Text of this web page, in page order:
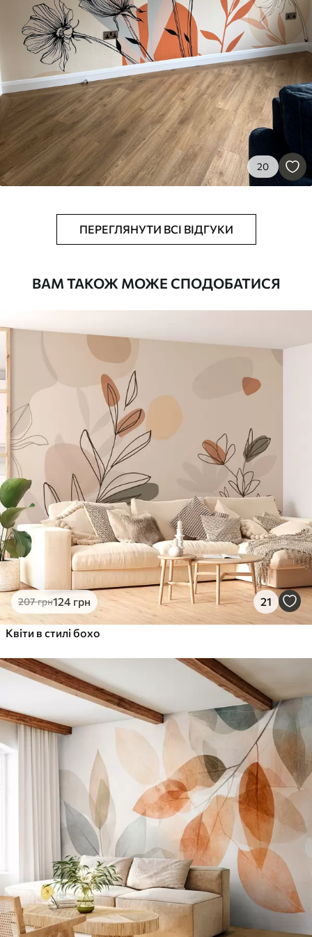
Преміум Вініл
1216730 грн
Peel and Stick
1458875грн/м²
20
ПЕРЕГЛЯНУТИ ВСІ ВІДГУКИ
ВАМ ТАКОЖ МОЖЕ СПОДОБАТИСЯ
207грн124 грн 21
Квіти в стилі бохо